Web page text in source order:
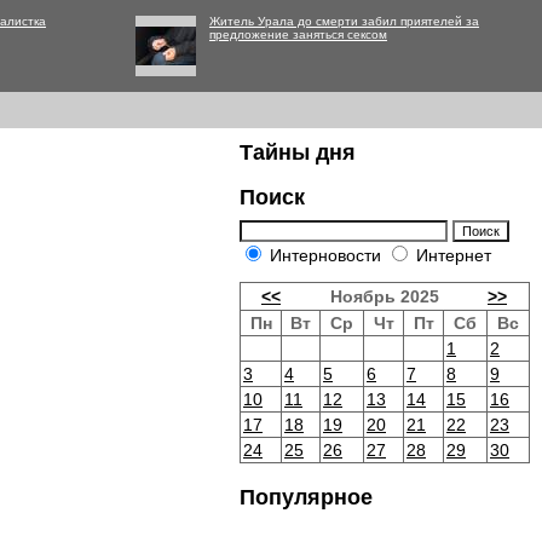
Житель Урала до смерти забил приятелей за
предложение заняться сексом
Тайны дня
Поиск
Интерновости Интернет
<< Ноябрь 2025
>>
Пн
Вт Ср Чт Пт Сб
Вс
1
2
3
4 5 6 7 8
9
10
11 12 13 14 15
16
17
18 19 20 21 22
23
24
25 26 27 28 29 30
Популярное